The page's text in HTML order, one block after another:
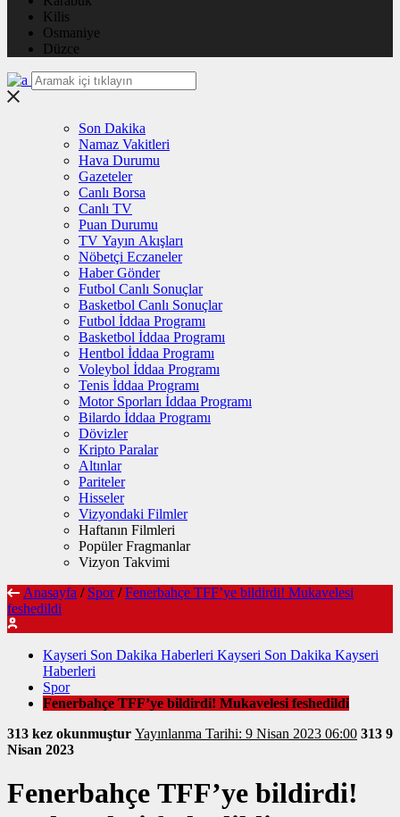
Kilis
Osmaniye
Düzce
Son Dakika
Namaz Vakitleri
Hava Durumu
Gazeteler
Canlı Borsa
Canlı TV
Puan Durumu
TV Yayın Akışları
Nöbetçi Eczaneler
Haber Gönder
Futbol Canlı Sonuçlar
Basketbol Canlı Sonuçlar
Futbol İddaa Programı
Basketbol İddaa Programı
Hentbol İddaa Programı
Voleybol İddaa Programı
Tenis İddaa Programı
Motor Sporları İddaa Programı
Bilardo İddaa Programı
Dövizler
Kripto Paralar
Altınlar
Pariteler
Hisseler
Vizyondaki Filmler
Haftanın Filmleri
Popüler Fragmanlar
Vizyon Takvimi
Anasayfa / Spor / Fenerbahçe TFF’ye bildirdi! Mukavelesi
feshedildi
Kayseri Son Dakika Haberleri Kayseri Son Dakika Kayseri
Haberleri
Spor
Fenerbahçe TFF’ye bildirdi! Mukavelesi feshedildi
313 kez okunmuştur
Yayınlanma Tarihi: 9 Nisan 2023 06:00 313 9
Nisan 2023
Fenerbahçe TFF’ye bildirdi!